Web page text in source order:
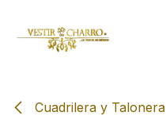
Cuadrilera y Talonera